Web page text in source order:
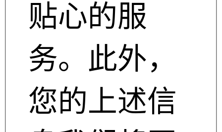
贴心的服
务。此外，
您的上述信